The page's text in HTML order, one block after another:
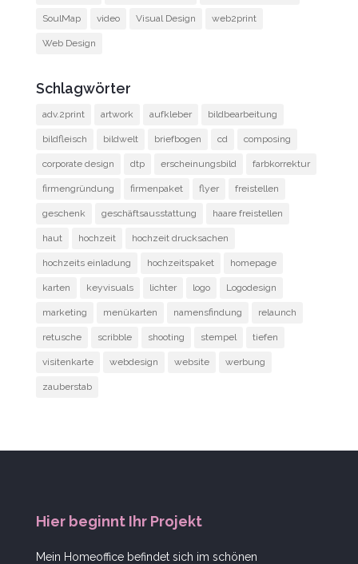
SoulMap video Visual Design web2print
Web Design
Schlagwörter
adv.2print artwork aufkleber bildbearbeitung
bildfleisch bildwelt briefbogen cd composing
corporate design dtp erscheinungsbild farbkorrektur
firmengründung firmenpaket flyer freistellen
geschenk geschäftsausstattung haare freistellen
haut hochzeit hochzeit drucksachen
hochzeits einladung hochzeitspaket homepage
karten keyvisuals lichter logo Logodesign
marketing menükarten namensfindung relaunch
retusche scribble shooting stempel tiefen
visitenkarte webdesign website werbung
zauberstab
Hier beginnt Ihr Projekt
Mein Homeoffice befindet sich im schönen